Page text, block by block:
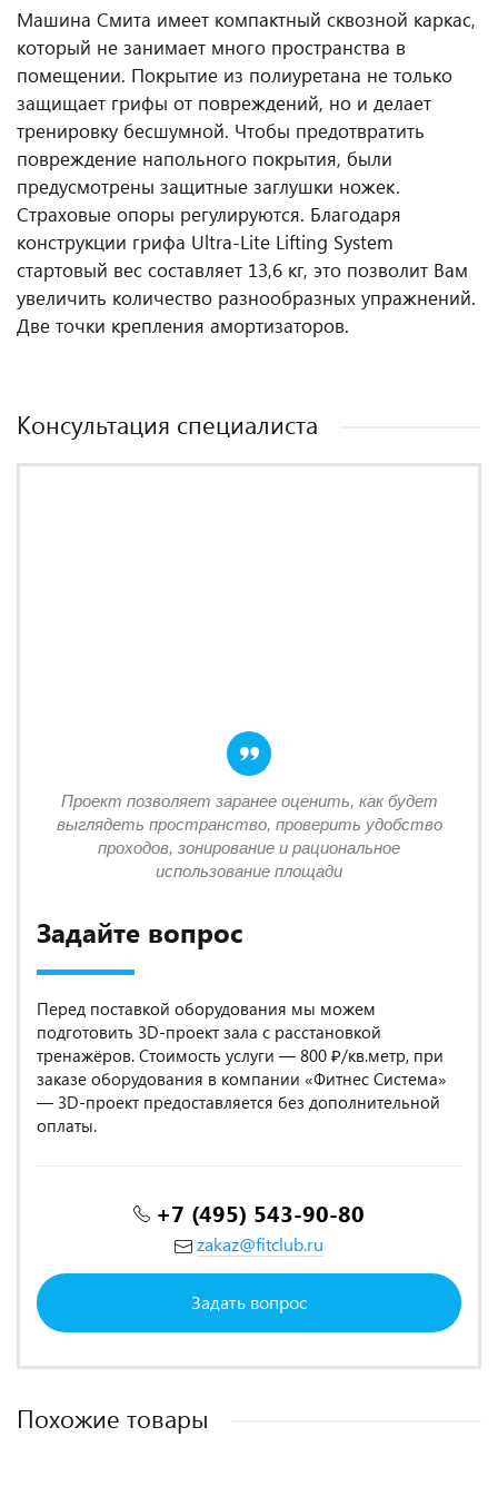
Машина Смита имеет компактный сквозной каркас,
который не занимает много пространства в
помещении. Покрытие из полиуретана не только
защищает грифы от повреждений, но и делает
тренировку бесшумной. Чтобы предотвратить
повреждение напольного покрытия, были
предусмотрены защитные заглушки ножек.
Страховые опоры регулируются. Благодаря
конструкции грифа Ultra-Lite Lifting System
стартовый вес составляет 13,6 кг, это позволит Вам
увеличить количество разнообразных упражнений.
Две точки крепления амортизаторов.
Консультация специалиста
Задайте вопрос
Перед поставкой оборудования мы можем
подготовить 3D-проект зала с расстановкой
тренажёров. Стоимость услуги — 800 ₽/кв.метр, при
заказе оборудования в компании «Фитнес Система»
— 3D-проект предоставляется без дополнительной
оплаты.
+7 (495) 543-90-80
zakaz@fitclub.ru
Задать вопрос
Проект позволяет заранее оценить, как будет
выглядеть пространство, проверить удобство
проходов, зонирование и рациональное
использование площади
Похожие товары